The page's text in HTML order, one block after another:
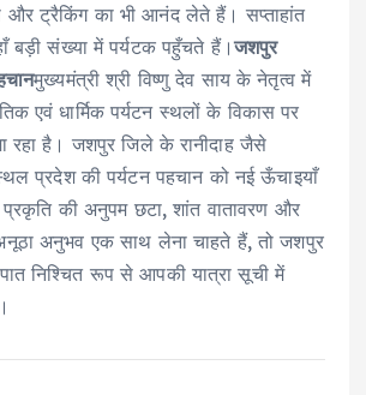
और ट्रैकिंग का भी आनंद लेते हैं। सप्ताहांत
बड़ी संख्या में पर्यटक पहुँचते हैं।जशपुर
मुख्यमंत्री श्री विष्णु देव साय के नेतृत्व में
एवं धार्मिक पर्यटन स्थलों के विकास पर
रहा है। जशपुर जिले के रानीदाह जैसे
प्रदेश की पर्यटन पहचान को नई ऊँचाइयाँ
की अनुपम छटा, शांत वातावरण और
अनुभव एक साथ लेना चाहते हैं, तो जशपुर
निश्चित रूप से आपकी यात्रा सूची में